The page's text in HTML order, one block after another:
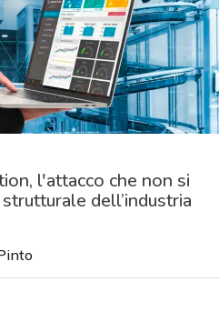
l'attacco che non si
dell’industria